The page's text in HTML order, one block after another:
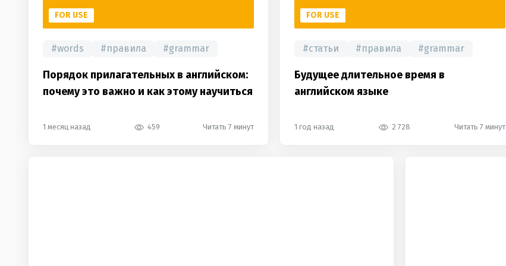
FOR USE
#words #правила #grammar
Порядок прилагательных в английском:
почему это важно и как этому научиться
1 месяц назад 459 Читать 7 минут
FOR USE
#статьи #правила #grammar
Будущее длительное время в
английском языке
1 год назад 2 728 Читать 7 минут